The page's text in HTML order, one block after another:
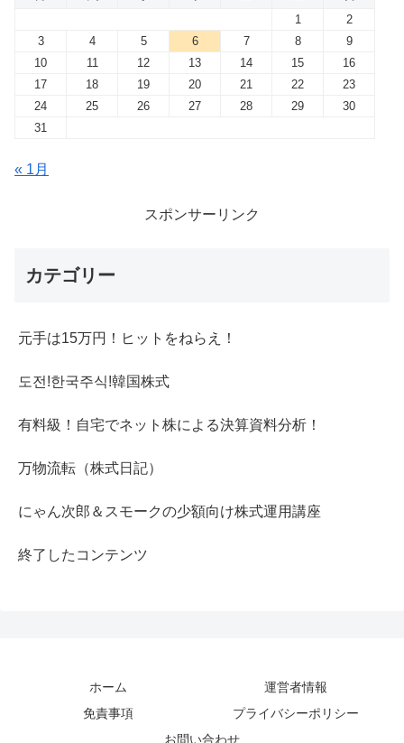
1
2
3
4 5 6 7 8
9
10
11 12 13 14 15
16
17
18 19 20 21 22
23
24
25 26 27 28 29
30
31
« 1月
スポンサーリンク
カテゴリー
元手は15万円！ヒットをねらえ！
도전!한국주식!韓国株式
有料級！自宅でネット株による決算資料分析！
万物流転（株式日記）
にゃん次郎＆スモークの少額向け株式運用講座
終了したコンテンツ
ホーム
運営者情報
免責事項
プライバシーポリシー
お問い合わせ